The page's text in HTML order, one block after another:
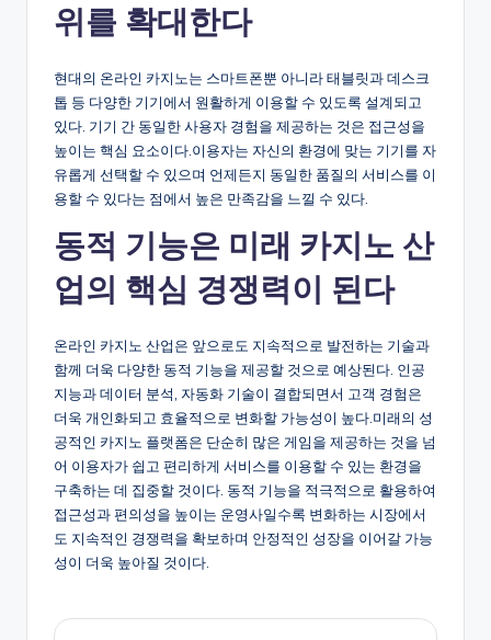
위를 확대한다
현대의 온라인 카지노는 스마트폰뿐 아니라 태블릿과 데스크
톱 등 다양한 기기에서 원활하게 이용할 수 있도록 설계되고
있다. 기기 간 동일한 사용자 경험을 제공하는 것은 접근성을
높이는 핵심 요소이다.이용자는 자신의 환경에 맞는 기기를 자
유롭게 선택할 수 있으며 언제든지 동일한 품질의 서비스를 이
용할 수 있다는 점에서 높은 만족감을 느낄 수 있다.
동적 기능은 미래 카지노 산
업의 핵심 경쟁력이 된다
온라인 카지노 산업은 앞으로도 지속적으로 발전하는 기술과
함께 더욱 다양한 동적 기능을 제공할 것으로 예상된다. 인공
지능과 데이터 분석, 자동화 기술이 결합되면서 고객 경험은
더욱 개인화되고 효율적으로 변화할 가능성이 높다.미래의 성
공적인 카지노 플랫폼은 단순히 많은 게임을 제공하는 것을 넘
어 이용자가 쉽고 편리하게 서비스를 이용할 수 있는 환경을
구축하는 데 집중할 것이다. 동적 기능을 적극적으로 활용하여
접근성과 편의성을 높이는 운영사일수록 변화하는 시장에서
도 지속적인 경쟁력을 확보하며 안정적인 성장을 이어갈 가능
성이 더욱 높아질 것이다.